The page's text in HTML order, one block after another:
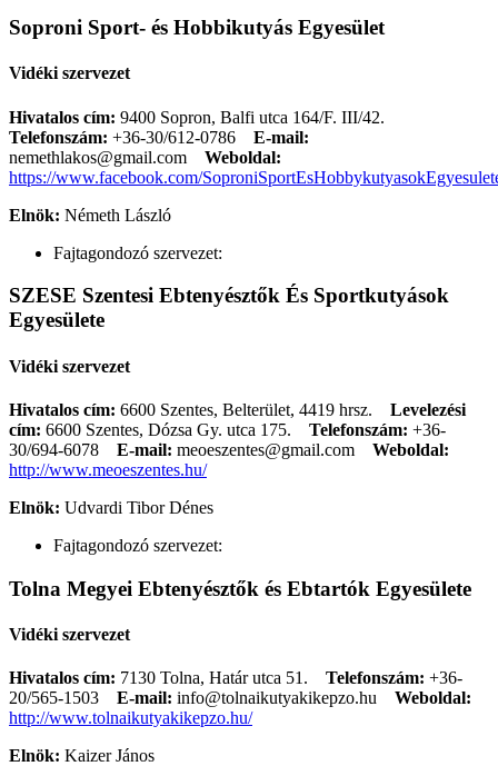
Soproni Sport- és Hobbikutyás Egyesület
Vidéki szervezet
Hivatalos cím: 9400 Sopron, Balfi utca 164/F. III/42.
Telefonszám: +36-30/612-0786
E-mail:
nemethlakos@gmail.com
Weboldal:
https://www.facebook.com/
Elnök: Németh László
Fajtagondozó szervezet:
SZESE Szentesi Ebtenyésztők És Sportkutyások
Egyesülete
Vidéki szervezet
Hivatalos cím: 6600 Szentes, Belterület, 4419 hrsz. Levelezési
cím: 6600 Szentes, Dózsa Gy. utca 175. Telefonszám: +36-
30/694-6078
E-mail: meoeszentes@gmail.com
Weboldal:
http://www.meoeszentes.hu/
Elnök: Udvardi Tibor Dénes
Fajtagondozó szervezet:
Tolna Megyei Ebtenyésztők és Ebtartók Egyesülete
Vidéki szervezet
Hivatalos cím: 7130 Tolna, Határ utca 51. Telefonszám: +36-
20/565-1503
E-mail: info@tolnaikutyakikepzo.hu
Weboldal:
http://www.tolnaikutyakikepzo.hu/
Elnök: Kaizer János